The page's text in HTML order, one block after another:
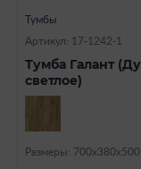
Тумбы
Артикул: 17-1242-1
Тумба Галант
светлое)
Размеры: 700х380х500